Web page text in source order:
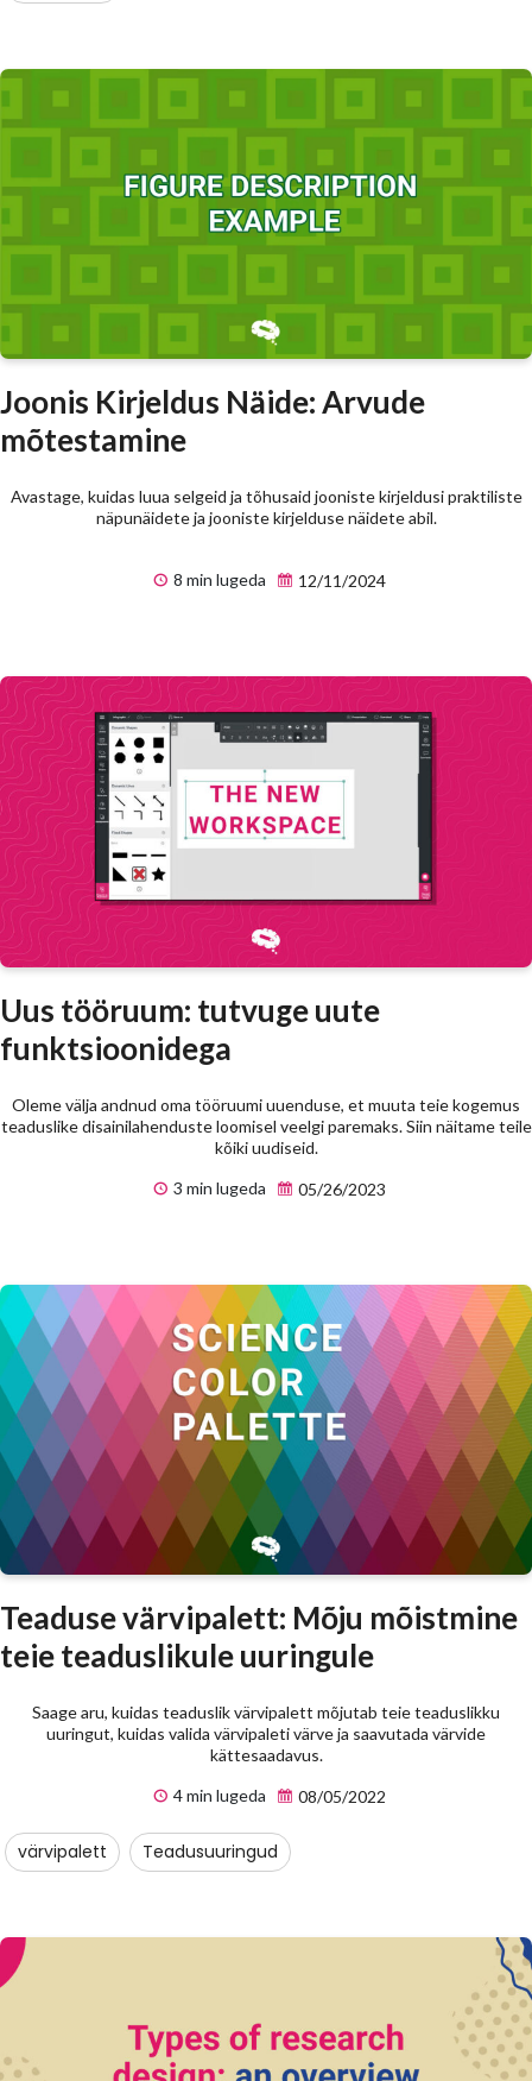
Joonis Kirjeldus Näide: Arvude
mõtestamine
Avastage, kuidas luua selgeid ja tõhusaid jooniste kirjeldusi praktiliste
näpunäidete ja jooniste kirjelduse näidete abil.
8 min lugeda 12/11/2024
Uus tööruum: tutvuge uute
funktsioonidega
Oleme välja andnud oma tööruumi uuenduse, et muuta teie kogemus
teaduslike disainilahenduste loomisel veelgi paremaks. Siin näitame teile
kõiki uudiseid.
3 min lugeda
05/26/2023
Teaduse värvipalett: Mõju mõistmine
teie teaduslikule uuringule
Saage aru, kuidas teaduslik värvipalett mõjutab teie teaduslikku
uuringut, kuidas valida värvipaleti värve ja saavutada värvide
kättesaadavus.
4 min lugeda
08/05/2022
värvipalett Teadusuuringud